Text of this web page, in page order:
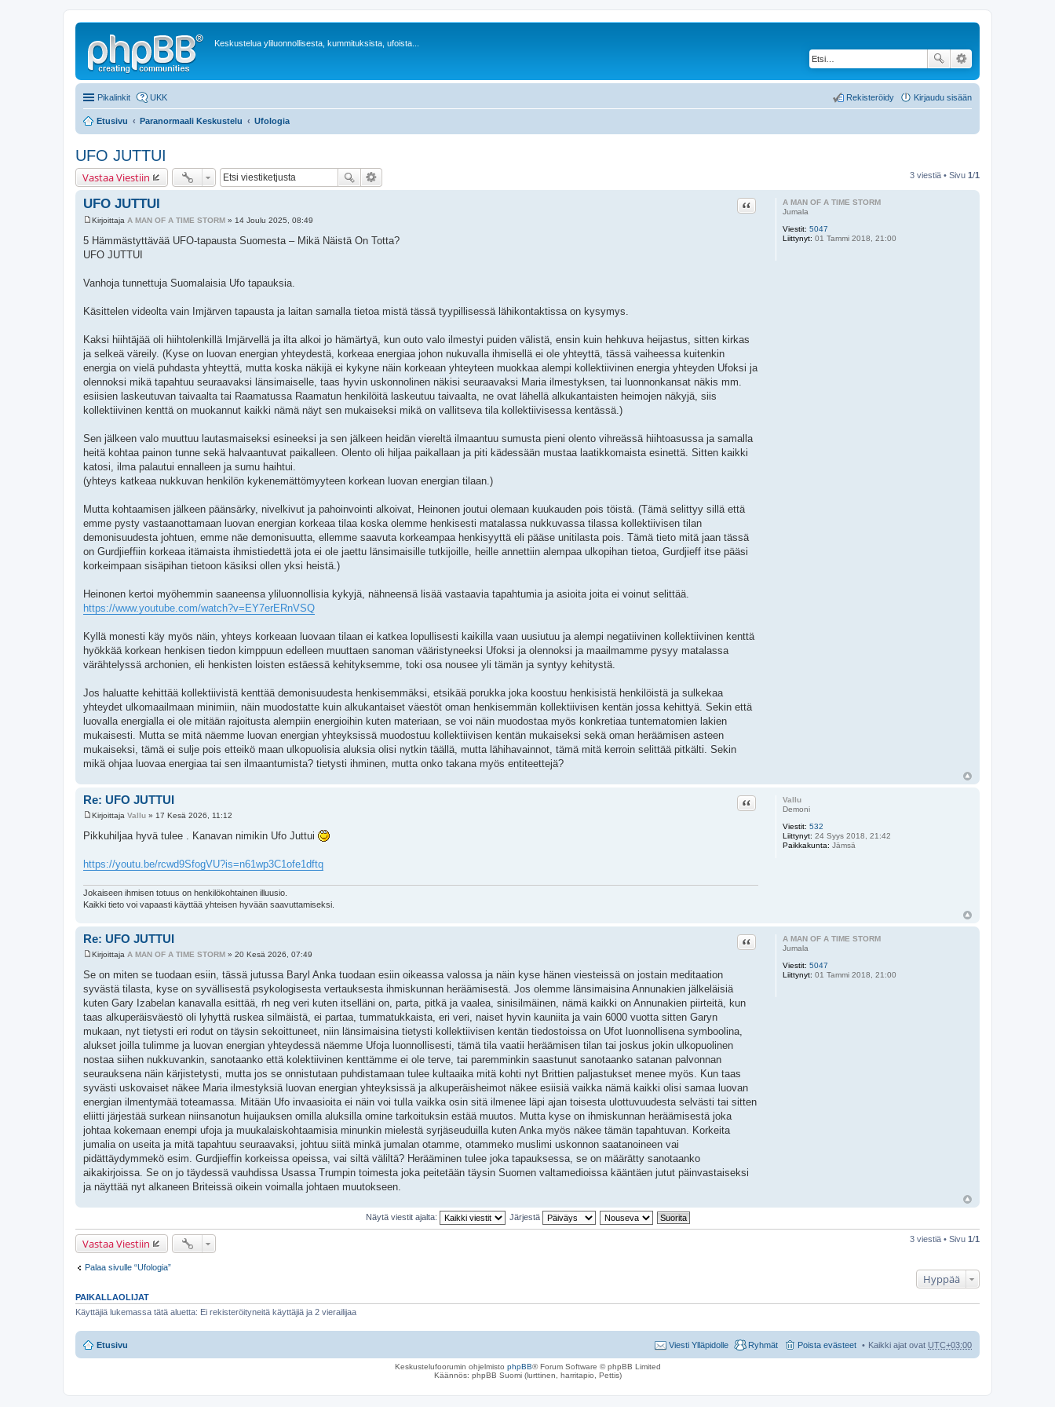
Keskustelua yliluonnollisesta, kummituksista, ufoista...
Pikalinkit UKK Kirjaudu sisään
Rekisteröidy
Etusivu Paranormaali Keskustelu Ufologia
UFO JUTTUI
Vastaa Viestiin 3 viestiä • Sivu 1/1
A MAN OF A TIME STORM
Jumala
Viestit: 5047
Liittynyt: 01 Tammi 2018, 21:00
UFO JUTTUI Lainaa
i
e
s
Kirjoittaja A MAN OF A TIME STORM » 14 Joulu 2025, 08:49
5 Hämmästyttävää UFO-tapausta Suomesta – Mikä Näistä On Totta?
UFO JUTTUI
Vanhoja tunnettuja Suomalaisia Ufo tapauksia.
Käsittelen videolta vain Imjärven tapausta ja laitan samalla tietoa mistä tässä tyypillisessä lähikontaktissa on kysymys.
Kaksi hiihtäjää oli hiihtolenkillä Imjärvellä ja ilta alkoi jo hämärtyä, kun outo valo ilmestyi puiden välistä, ensin kuin hehkuva heijastus, sitten kirkas
ja selkeä väreily. (Kyse on luovan energian yhteydestä, korkeaa energiaa johon nukuvalla ihmisellä ei ole yhteyttä, tässä vaiheessa kuitenkin
energia on vielä puhdasta yhteyttä, mutta koska näkijä ei kykyne näin korkeaan yhteyteen muokkaa alempi kollektiivinen energia yhteyden Ufoksi ja
olennoksi mikä tapahtuu seuraavaksi länsimaiselle, taas hyvin uskonnolinen näkisi seuraavaksi Maria ilmestyksen, tai luonnonkansat näkis mm.
esiisien laskeutuvan taivaalta tai Raamatussa Raamatun henkilöitä laskeutuu taivaalta, ne ovat lähellä alkukantaisten heimojen näkyjä, siis
kollektiivinen kenttä on muokannut kaikki nämä näyt sen mukaiseksi mikä on vallitseva tila kollektiivisessa kentässä.)
Sen jälkeen valo muuttuu lautasmaiseksi esineeksi ja sen jälkeen heidän viereltä ilmaantuu sumusta pieni olento vihreässä hiihtoasussa ja samalla
heitä kohtaa painon tunne sekä halvaantuvat paikalleen. Olento oli hiljaa paikallaan ja piti kädessään mustaa laatikkomaista esinettä. Sitten kaikki
katosi, ilma palautui ennalleen ja sumu haihtui.
(yhteys katkeaa nukkuvan henkilön kykenemättömyyteen korkean luovan energian tilaan.)
Mutta kohtaamisen jälkeen päänsärky, nivelkivut ja pahoinvointi alkoivat, Heinonen joutui olemaan kuukauden pois töistä. (Tämä selittyy sillä että
emme pysty vastaanottamaan luovan energian korkeaa tilaa koska olemme henkisesti matalassa nukkuvassa tilassa kollektiivisen tilan
demonisuudesta johtuen, emme näe demonisuutta, ellemme saavuta korkeampaa henkisyyttä eli pääse unitilasta pois. Tämä tieto mitä jaan tässä
on Gurdjieffiin korkeaa itämaista ihmistiedettä jota ei ole jaettu länsimaisille tutkijoille, heille annettiin alempaa ulkopihan tietoa, Gurdjieff itse pääsi
korkeimpaan sisäpihan tietoon käsiksi ollen yksi heistä.)
Heinonen kertoi myöhemmin saaneensa yliluonnollisia kykyjä, nähneensä lisää vastaavia tapahtumia ja asioita joita ei voinut selittää.
https://www.youtube.com/watch?v=EY7erERnVSQ
Kyllä monesti käy myös näin, yhteys korkeaan luovaan tilaan ei katkea lopullisesti kaikilla vaan uusiutuu ja alempi negatiivinen kollektiivinen kenttä
hyökkää korkean henkisen tiedon kimppuun edelleen muuttaen sanoman vääristyneeksi Ufoksi ja olennoksi ja maailmamme pysyy matalassa
värähtelyssä archonien, eli henkisten loisten estäessä kehityksemme, toki osa nousee yli tämän ja syntyy kehitystä.
Jos haluatte kehittää kollektiivistä kenttää demonisuudesta henkisemmäksi, etsikää porukka joka koostuu henkisistä henkilöistä ja sulkekaa
yhteydet ulkomaailmaan minimiin, näin muodostatte kuin alkukantaiset väestöt oman henkisemmän kollektiivisen kentän jossa kehittyä. Sekin että
luovalla energialla ei ole mitään rajoitusta alempiin energioihin kuten materiaan, se voi näin muodostaa myös konkretiaa tuntematomien lakien
mukaisesti. Mutta se mitä näemme luovan energian yhteyksissä muodostuu kollektiivisen kentän mukaiseksi sekä oman heräämisen asteen
mukaiseksi, tämä ei sulje pois etteikö maan ulkopuolisia aluksia olisi nytkin täällä, mutta lähihavainnot, tämä mitä kerroin selittää pitkälti. Sekin
mikä ohjaa luovaa energiaa tai sen ilmaantumista? tietysti ihminen, mutta onko takana myös entiteettejä?
Vallu
Demoni
Viestit: 532
Liittynyt: 24 Syys 2018, 21:42
Paikkakunta: Jämsä
Re: UFO JUTTUI Lainaa
i
e
t
i
Kirjoittaja Vallu » 17 Kesä 2026, 11:12
Pikkuhiljaa hyvä tulee . Kanavan nimikin Ufo Juttui
https://youtu.be/rcwd9SfogVU?is=n61wp3C1ofe1dftq
Jokaiseen ihmisen totuus on henkilökohtainen illuusio.
Kaikki tieto voi vapaasti käyttää yhteisen hyvään saavuttamiseksi.
A MAN OF A TIME STORM
Jumala
Viestit: 5047
Liittynyt: 01 Tammi 2018, 21:00
Re: UFO JUTTUI Lainaa
e
s
i
Kirjoittaja A MAN OF A TIME STORM » 20 Kesä 2026, 07:49
Se on miten se tuodaan esiin, tässä jutussa Baryl Anka tuodaan esiin oikeassa valossa ja näin kyse hänen viesteissä on jostain meditaation
syvästä tilasta, kyse on syvällisestä psykologisesta vertauksesta ihmiskunnan heräämisestä. Jos olemme länsimaisina Annunakien jälkeläisiä
kuten Gary Izabelan kanavalla esittää, rh neg veri kuten itselläni on, parta, pitkä ja vaalea, sinisilmäinen, nämä kaikki on Annunakien piirteitä, kun
taas alkuperäisväestö oli lyhyttä ruskea silmäistä, ei partaa, tummatukkaista, eri veri, naiset hyvin kauniita ja vain 6000 vuotta sitten Garyn
mukaan, nyt tietysti eri rodut on täysin sekoittuneet, niin länsimaisina tietysti kollektiivisen kentän tiedostoissa on Ufot luonnollisena symboolina,
alukset joilla tulimme ja luovan energian yhteydessä näemme Ufoja luonnollisesti, tämä tila vaatii heräämisen tilan tai joskus jokin ulkopuolinen
nostaa siihen nukkuvankin, sanotaanko että kolektiivinen kenttämme ei ole terve, tai paremminkin saastunut sanotaanko satanan palvonnan
seurauksena näin kärjistetysti, mutta jos se onnistutaan puhdistamaan tulee kultaaika mitä kohti nyt Brittien paljastukset menee myös. Kun taas
syvästi uskovaiset näkee Maria ilmestyksiä luovan energian yhteyksissä ja alkuperäisheimot näkee esiisiä vaikka nämä kaikki olisi samaa luovan
energian ilmentymää toteamassa. Mitään Ufo invaasioita ei näin voi tulla vaikka osin sitä ilmenee läpi ajan toisesta ulottuvuudesta selvästi tai sitten
eliitti järjestää surkean niinsanotun huijauksen omilla aluksilla omine tarkoituksin estää muutos. Mutta kyse on ihmiskunnan heräämisestä joka
johtaa kokemaan enempi ufoja ja muukalaiskohtaamisia minunkin mielestä syrjäseuduilla kuten Anka myös näkee tämän tapahtuvan. Korkeita
jumalia on useita ja mitä tapahtuu seuraavaksi, johtuu siitä minkä jumalan otamme, otammeko muslimi uskonnon saatanoineen vai
pidättäydymmekö esim. Gurdjieffin korkeissa opeissa, vai siltä väliltä? Herääminen tulee joka tapauksessa, se on määrätty sanotaanko
aikakirjoissa. Se on jo täydessä vauhdissa Usassa Trumpin toimesta joka peitetään täysin Suomen valtamedioissa kääntäen jutut päinvastaiseksi
ja näyttää nyt alkaneen Briteissä oikein voimalla johtaen muutokseen.
Näytä viestit ajalta: Järjestä
Vastaa Viestiin 3 viestiä • Sivu 1/1
Palaa sivulle “Ufologia”
Hyppää
PAIKALLAOLIJAT
Käyttäjiä lukemassa tätä aluetta: Ei rekisteröityneitä käyttäjiä ja 2 vierailijaa
Etusivu Kaikki ajat ovat UTC+03:00
Poista evästeet
Ryhmät
Viesti Ylläpidolle
Keskustelufoorumin ohjelmisto phpBB® Forum Software © phpBB Limited
Käännös: phpBB Suomi (lurttinen, harritapio, Pettis)